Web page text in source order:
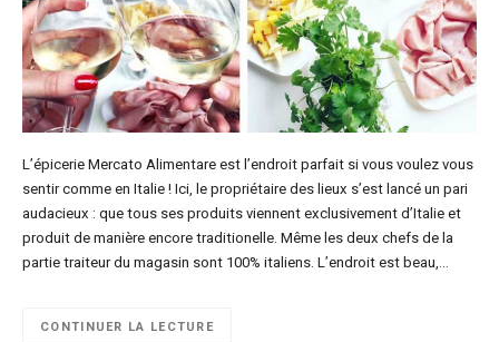
L’épicerie Mercato Alimentare est l’endroit parfait si vous voulez vous
sentir comme en Italie ! Ici, le propriétaire des lieux s’est lancé un pari
audacieux : que tous ses produits viennent exclusivement d’Italie et
produit de manière encore traditionelle. Même les deux chefs de la
partie traiteur du magasin sont 100% italiens. L’endroit est beau,…
CONTINUER LA LECTURE